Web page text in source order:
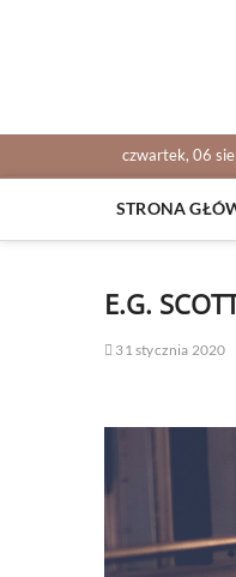
czwartek, 06
STRONA
E.G.
31 stycznia 2020